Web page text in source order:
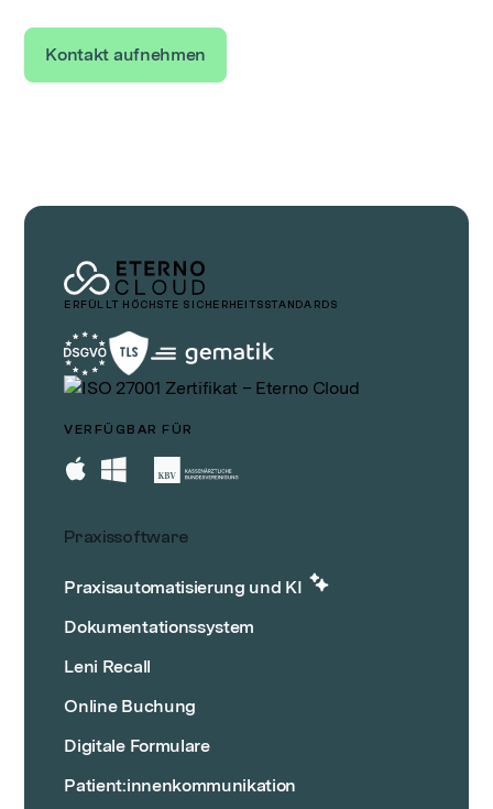
Kontakt aufnehmen
ERFÜLLT HÖCHSTE SICHERHEITSSTANDARDS
VERFÜGBAR FÜR
Praxissoftware
Praxisautomatisierung und KI
Dokumentationssystem
Leni Recall
Online Buchung
Digitale Formulare
Patient:innenkommunikation